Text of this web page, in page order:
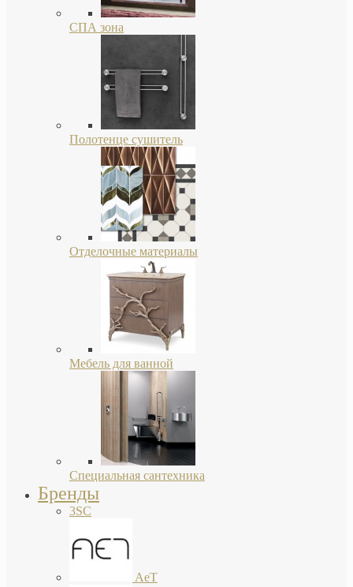
СПА зона
Полотенце сушитель
Отделочные материалы
Мебель для ванной
Специальная сантехника
Бренды
3SC
AeT